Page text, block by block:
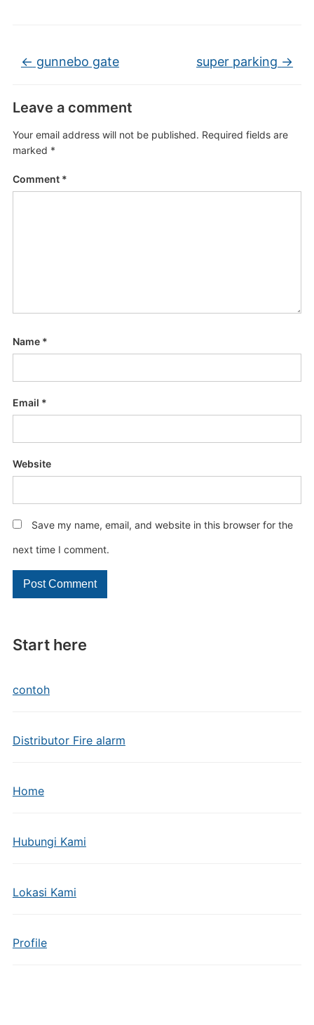
Start here
contoh
Distributor Fire alarm
Home
Hubungi Kami
Lokasi Kami
Profile
← gunnebo gate super parking →
Leave a comment
Your email address will not be published. Required fields are
marked *
Comment *
Name *
Email *
Website
Save my name, email, and website in this browser for the
next time I comment.